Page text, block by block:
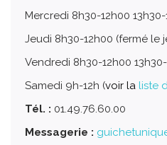
Mercredi 8h30-12h00 13h30-
Jeudi 8h30-12h00 (fermé le
Vendredi 8h30-12h00 13h30-
Samedi 9h-12h (voir la liste
Tél. : 01.49.76.60.00
Messagerie :